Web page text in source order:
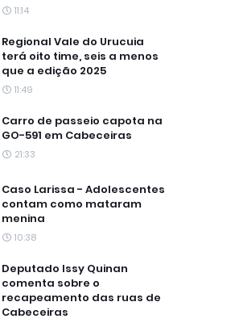
11:14
Regional Vale do Urucuia
terá oito time, seis a menos
que a edição 2025
11:49
Carro de passeio capota na
GO-591 em Cabeceiras
21:33
Caso Larissa - Adolescentes
contam como mataram
menina
10:38
Deputado Issy Quinan
comenta sobre o
recapeamento das ruas de
Cabeceiras